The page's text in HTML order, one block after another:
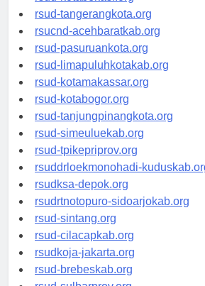
rsud-kotabekasi.org
rsud-tangerangkota.org
rsucnd-acehbaratkab.org
rsud-pasuruankota.org
rsud-limapuluhkotakab.org
rsud-kotamakassar.org
rsud-kotabogor.org
rsud-tanjungpinangkota.org
rsud-simeuluekab.org
rsud-tpikepriprov.org
rsuddrloekmonohadi-kuduskab.org
rsudksa-depok.org
rsudrtnotopuro-sidoarjokab.org
rsud-sintang.org
rsud-cilacapkab.org
rsudkoja-jakarta.org
rsud-brebeskab.org